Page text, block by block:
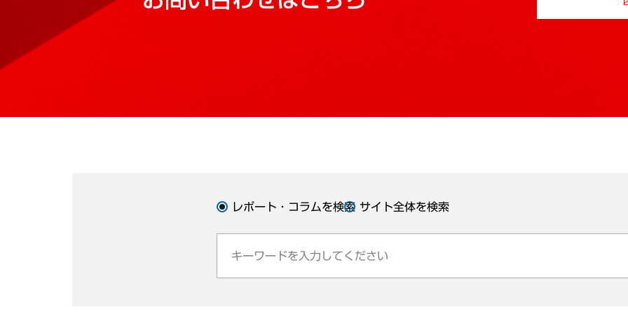
レポート・コラムを検索 サイト全体を検索